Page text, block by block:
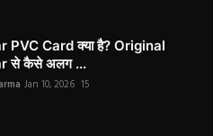
PVC Card क्या है? Original
से कैसे अलग ...
Jan 10, 2026 15